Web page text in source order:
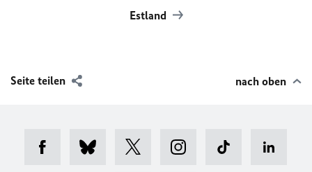
Estland
Seite teilen nach oben